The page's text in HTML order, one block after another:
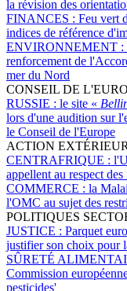
la révision des
FINANCES : Feu vert
indices de référence
ENVIRONNEMENT :
renforcement de
mer du Nord
CONSEIL DE
RUSSIE : le site «
lors d'une audition sur
le Conseil de l'Europe
ACTION
CENTRAFRIQUE :
appellent au respect
COMMERCE : la
l'OMC au sujet des
POLITIQUES
JUSTICE : Parquet
justifier son choix pour
SÛRETÉ
Commission
pesticides'